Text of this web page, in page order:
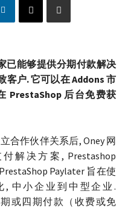
已能够提供分期付款解决
客户. 它可以在 Addons 市
PrestaShop 后台免费获
合作伙伴关系后, Oney 网
解决方案, Prestashop
Paylater 旨在使
, 中小企业到中型企业.
期或四期付款（收费或免